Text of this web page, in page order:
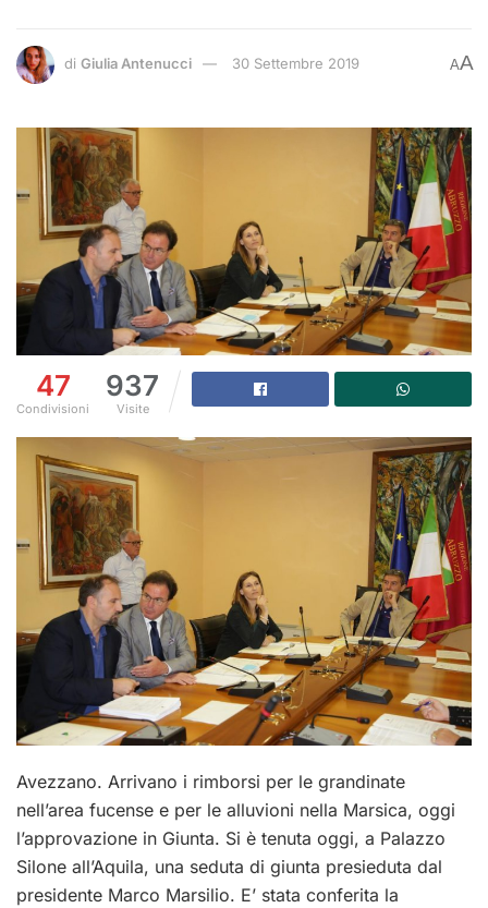
di Giulia Antenucci 30 Settembre 2019 AA
47
Condivisioni
937
Visite
Avezzano. Arrivano i rimborsi per le grandinate
nell’area fucense e per le alluvioni nella Marsica, oggi
l’approvazione in Giunta. Si è tenuta oggi, a Palazzo
Silone all’Aquila, una seduta di giunta presieduta dal
presidente Marco Marsilio. E’ stata conferita la